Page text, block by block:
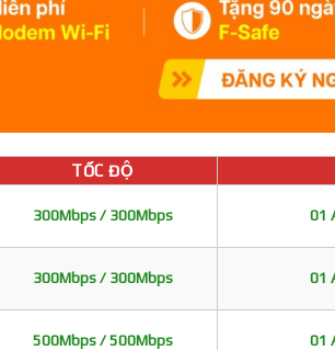
TỐC ĐỘ
300Mbps / 300Mbps 01
300Mbps / 300Mbps 01
500Mbps / 500Mbps 01